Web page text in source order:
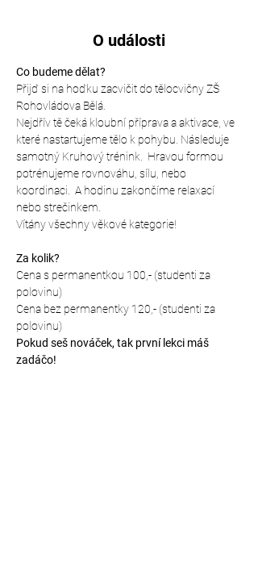
O události
Co budeme dělat?
Přijď si na hoďku zacvičit do tělocvičny ZŠ
Rohovládova Bělá.
Nejdřív tě čeká kloubní příprava a aktivace, ve
které nastartujeme tělo k pohybu. Následuje
samotný Kruhový trénink.  Hravou formou
potrénujeme rovnováhu, sílu, nebo
koordinaci.  A hodinu zakončíme relaxací
nebo strečinkem.
Vítány všechny věkové kategorie!
Za kolik?
Cena s permanentkou 100,- (studenti za
polovinu)
Cena bez permanentky 120,- (studenti za
polovinu)
Pokud seš nováček, tak první lekci máš
zadáčo!